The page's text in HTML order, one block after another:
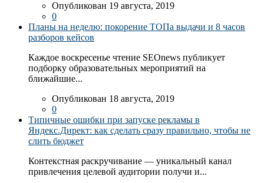
Опубликован 19 августа, 2019
0
Планы на неделю: покорение ТОПа выдачи и 8 часов
разборов кейсов
Каждое воскресенье чтение SEOnews публикует
подборку образовательных мероприятий на
ближайшие...
Опубликован 18 августа, 2019
0
Типичные ошибки при запуске рекламы в
Яндекс.Директ: как сделать сразу правильно, чтобы не
слить бюджет
Контекстная раскручивание — уникальный канал
привлечения целевой аудитории получи и...